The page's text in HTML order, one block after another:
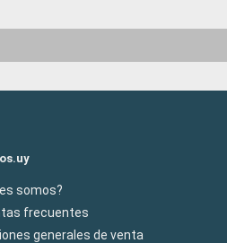
somos?
frecuentes
generales de venta